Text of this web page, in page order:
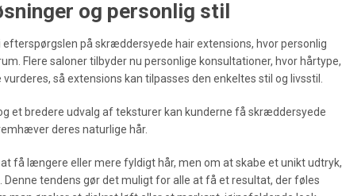
og personlig stil
efterspørgslen på skræddersyede hair extensions, hvor personlig
Flere saloner tilbyder nu personlige konsultationer, hvor hårtype,
så extensions kan tilpasses den enkeltes stil og livsstil.
et bredere udvalg af teksturer kan kunderne få skræddersyede
deres naturlige hår.
få længere eller mere fyldigt hår, men om at skabe et unikt udtryk,
tendens gør det muligt for alle at få et resultat, der føles